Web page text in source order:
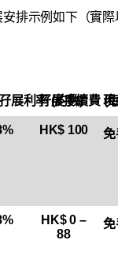
排示例如下（實
孖展利率 (約數)
孖展手續費 (現
HK$ 100
HK$ 0 –
88